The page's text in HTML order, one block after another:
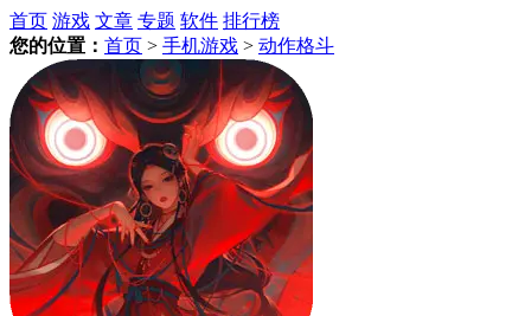
首页 游戏 文章 专题 软件 排行榜
您的位置： 首页 > 手机游戏 > 动作格斗